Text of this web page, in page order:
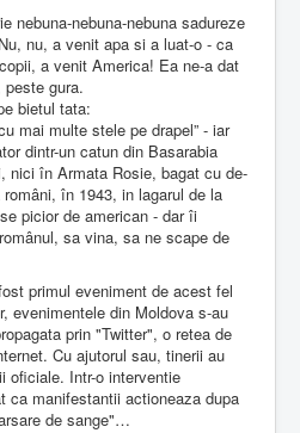
nebuna-nebuna-nebuna sadureze
nu, a venit apa si a luat-o - ca
a venit America! Ea ne-a dat
gura.
bietul tata:
mai multe stele pe drapel” - iar
dintr-un catun din Basarabia
nici în Armata Rosie, bagat cu de-
în 1943, in lagarul de la
picior de american - dar îi
sa vina, sa ne scape de
primul eveniment de acest fel
evenimentele din Moldova s-au
prin "Twitter", o retea de
Cu ajutorul sau, tinerii au
oficiale. Intr-o interventie
ca manifestantii actioneaza dupa
de sange"…